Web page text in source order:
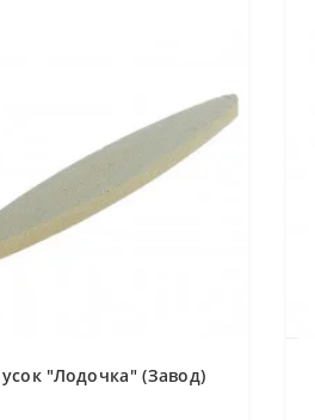
"Лодочка" (Завод)